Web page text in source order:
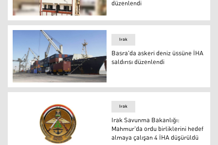
Irak Ulusal İstihbarat Servisi karargahına İHA saldırısı
düzenlendi
Basra'da askeri deniz üssüne İHA saldırısı düzenlendi
Irak
Basra'da askeri deniz üssüne İHA
saldırısı düzenlendi
Irak
Irak Savunma Bakanlığı:
Mahmur'da ordu birliklerini hedef
almaya çalışan 4 İHA düşürüldü